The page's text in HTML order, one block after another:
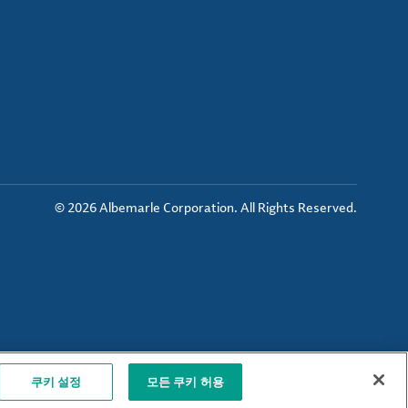
© 2026 Albemarle Corporation. All Rights Reserved.
쿠키 설정 모든 쿠키 허용